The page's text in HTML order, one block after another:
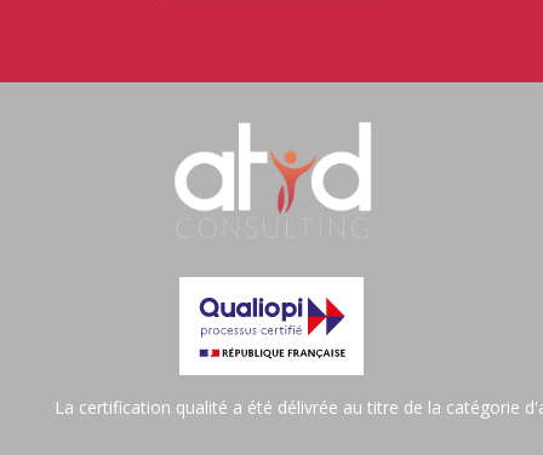
La certification qualité a été délivrée au titre de la catégorie